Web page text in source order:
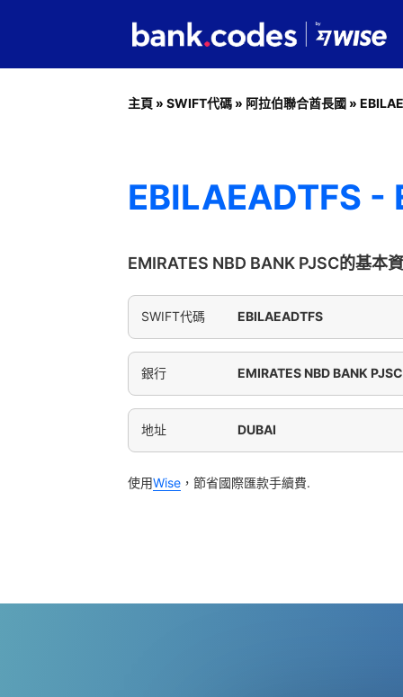
主頁 » SWIFT代碼 » 阿拉伯聯合酋長國 »
EBILAEADTFS -
EMIRATES NBD BANK PJSC的基本
SWIFT代碼 EBILAEADTFS
銀行 EMIRATES NBD BANK PJSC
地址 DUBAI
使用Wise ，節省國際匯款手續費.